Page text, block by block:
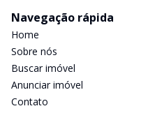
Navegação rápida
Home
Sobre nós
Buscar imóvel
Anunciar imóvel
Contato